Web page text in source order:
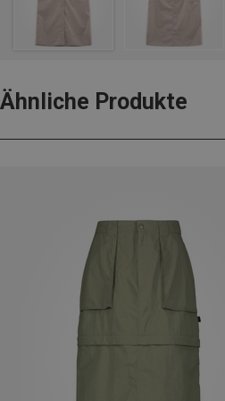
Ähnliche Produkte